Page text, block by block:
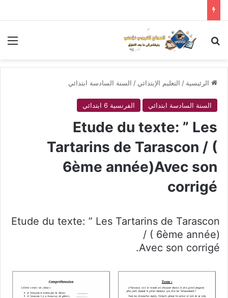
بحث عن
الرئيسية / التعليم الإبتدائي / السنة السادسة ابتدائي
السنة السادسة ابتدائي الفرنسية 6 ابتدائي
Etude du texte: ” Les
Tartarins de Tarascon / (
6ème année)Avec son
corrigé
Etude du texte: ” Les Tartarins de Tarascon
/ ( 6ème année)
Avec son corrigé.